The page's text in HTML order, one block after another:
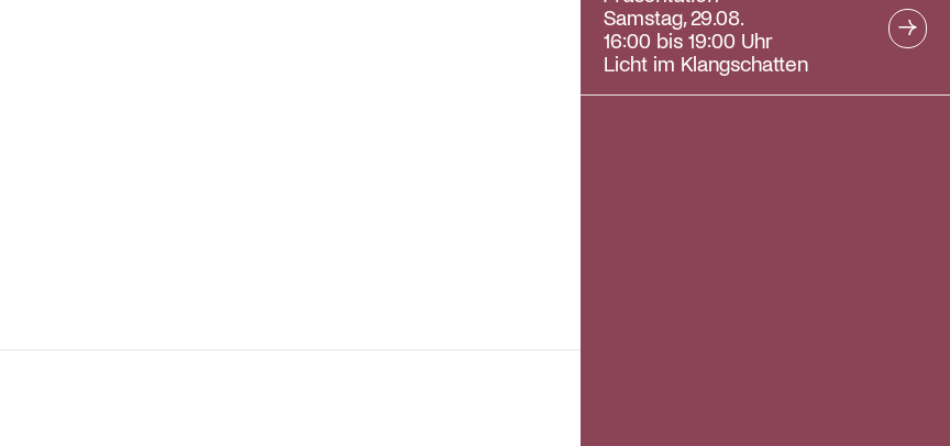
Samstag, 29.08.
16:00 bis 19:00 Uhr
Licht im Klangschatten